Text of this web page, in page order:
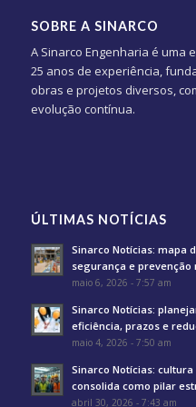
SOBRE A SINARCO
A Sinarco Engenharia é uma
25 anos de experiência,
obras e projetos diversos,
evolução contínua.
ÚLTIMAS NOTÍCIAS
Sinarco Notícias: mapa
segurança e prevenção
maio 6, 2026 - 7:57 am
Sinarco Notícias:
eficiência, prazos e
maio 4, 2026 - 7:50 am
Sinarco Notícias:
consolida como pilar
abril 30, 2026 - 7:43 am